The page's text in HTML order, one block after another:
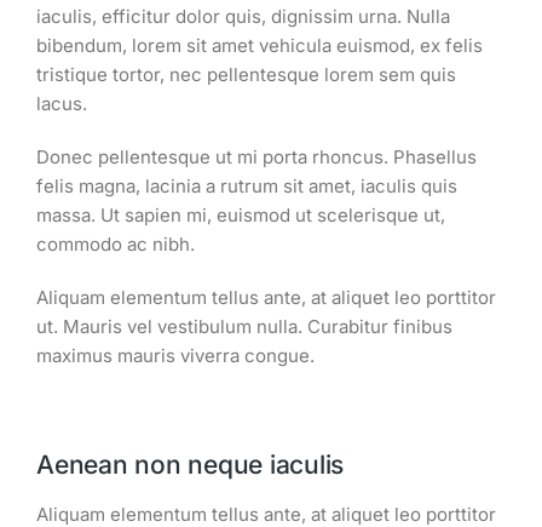
iaculis, efficitur dolor quis, dignissim urna. Nulla
bibendum, lorem sit amet vehicula euismod, ex felis
tristique tortor, nec pellentesque lorem sem quis
lacus.
Donec pellentesque ut mi porta rhoncus. Phasellus
felis magna, lacinia a rutrum sit amet, iaculis quis
massa. Ut sapien mi, euismod ut scelerisque ut,
commodo ac nibh.
Aliquam elementum tellus ante, at aliquet leo porttitor
ut. Mauris vel vestibulum nulla. Curabitur finibus
maximus mauris viverra congue.
Aenean non neque iaculis
Aliquam elementum tellus ante, at aliquet leo porttitor